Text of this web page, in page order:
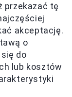
przekazać tę
akceptację.
o
do
lub kosztów